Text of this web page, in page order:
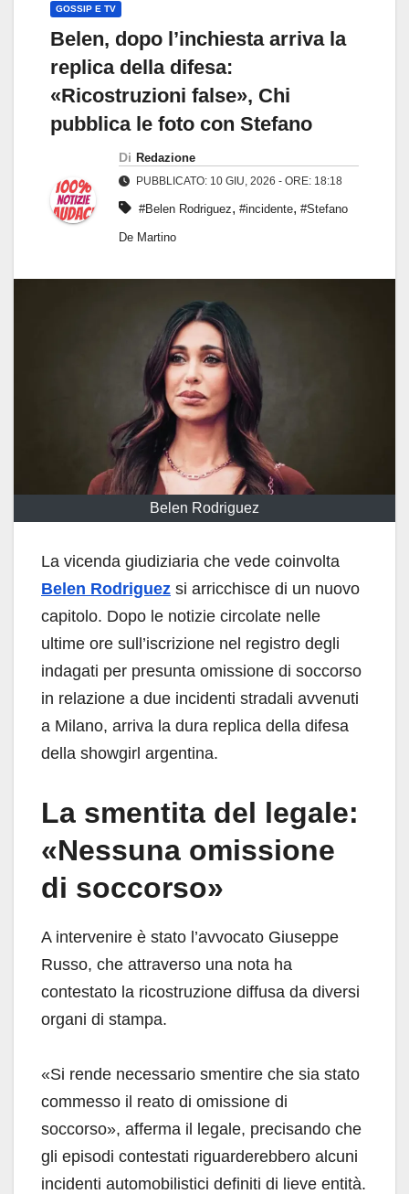
GOSSIP E TV
Belen, dopo l’inchiesta arriva la
replica della difesa:
«Ricostruzioni false», Chi
pubblica le foto con Stefano
Di Redazione
PUBBLICATO: 10 GIU, 2026 - ORE: 18:18
#Belen Rodriguez, #incidente, #Stefano
De Martino
Belen Rodriguez
La vicenda giudiziaria che vede coinvolta
Belen Rodriguez si arricchisce di un nuovo
capitolo. Dopo le notizie circolate nelle
ultime ore sull’iscrizione nel registro degli
indagati per presunta omissione di soccorso
in relazione a due incidenti stradali avvenuti
a Milano, arriva la dura replica della difesa
della showgirl argentina.
La smentita del legale:
«Nessuna omissione
di soccorso»
A intervenire è stato l’avvocato Giuseppe
Russo, che attraverso una nota ha
contestato la ricostruzione diffusa da diversi
organi di stampa.
«Si rende necessario smentire che sia stato
commesso il reato di omissione di
soccorso», afferma il legale, precisando che
gli episodi contestati riguarderebbero alcuni
incidenti automobilistici definiti di lieve entità.